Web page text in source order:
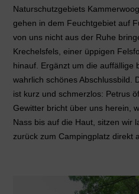
Naturschutzgebiets
gehen in dem Feuchtgebiet auf
von uns nicht aus der Ruhe
Krechelsfels, einer üppigen
hinauf. Ergänzt um die auffällige
wahrlich schönes Abschlussbild.
ist kurz und schmerzlos: Petrus
Gewitter bricht über uns herein,
Nass bis auf die Haut, sitzen wir
zurück zum Campingplatz direkt